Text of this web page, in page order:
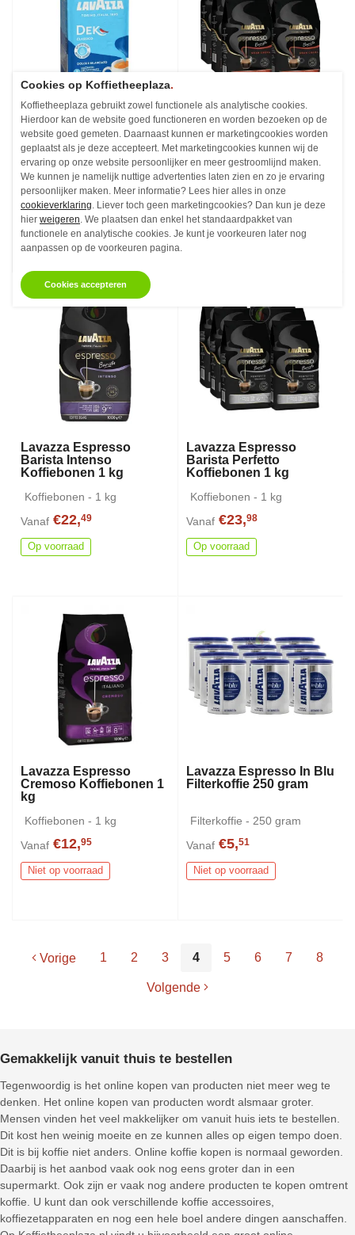
Lavazza Decaffeinato
Filterkoffie 250 gram
Cafeinevrij - 250 gram
Vanaf €5,68
Op voorraad
Lavazza Espresso
Barista Gran Crema
Koffiebonen 1 kg
Koffiebonen - 1 kg
Vanaf €19,94
Op voorraad
Lavazza Espresso
Barista Intenso
Koffiebonen 1 kg
Koffiebonen - 1 kg
Vanaf €22,49
Op voorraad
Lavazza Espresso
Barista Perfetto
Koffiebonen 1 kg
Koffiebonen - 1 kg
Vanaf €23,98
Op voorraad
Lavazza Espresso
Cremoso Koffiebonen 1
kg
Koffiebonen - 1 kg
Vanaf €12,95
Niet op voorraad
Lavazza Espresso In Blu
Filterkoffie 250 gram
Filterkoffie - 250 gram
Vanaf €5,51
Niet op voorraad
Vorige 1 2 3 4 5 6 7 8
Volgende
Gemakkelijk vanuit thuis te bestellen
Tegenwoordig is het online kopen van producten niet meer weg te
denken. Het online kopen van producten wordt alsmaar groter.
Mensen vinden het veel makkelijker om vanuit huis iets te bestellen.
Dit kost hen weinig moeite en ze kunnen alles op eigen tempo doen.
Dit is bij koffie niet anders. Online koffie kopen is normaal geworden.
Daarbij is het aanbod vaak ook nog eens groter dan in een
supermarkt. Ook zijn er vaak nog andere producten te kopen omtrent
koffie. U kunt dan ook verschillende koffie accessoires,
koffiezetapparaten en nog een hele boel andere dingen aanschaffen.
Cookies op Koffietheeplaza.
Koffietheeplaza gebruikt zowel functionele als analytische cookies.
Hierdoor kan de website goed functioneren en worden bezoeken op de
website goed gemeten. Daarnaast kunnen er marketingcookies worden
geplaatst als je deze accepteert. Met marketingcookies kunnen wij de
ervaring op onze website persoonlijker en meer gestroomlijnd maken.
We kunnen je namelijk nuttige advertenties laten zien en zo je ervaring
persoonlijker maken. Meer informatie? Lees hier alles in onze
cookieverklaring . Liever toch geen marketingcookies? Dan kun je deze
hier weigeren . We plaatsen dan enkel het standaardpakket van
functionele en analytische cookies. Je kunt je voorkeuren later nog
aanpassen op de voorkeuren pagina.
Cookies accepteren